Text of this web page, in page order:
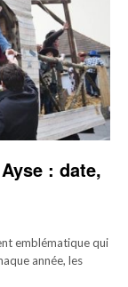
: date,
emblématique qui
année, les